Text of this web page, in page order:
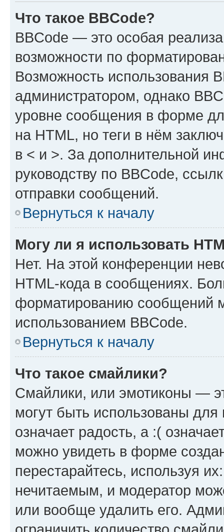
Что такое BBCode?
BBCode — это особая
возможности по
Возможность использования
администратором, однако
уровне сообщения в форме
на HTML, но теги в нём
в < и >. За дополнительной
руководству по BBCode,
отправки сообщений.
Вернуться к началу
Могу ли я использовать
Нет. На этой конференции
HTML-кода в сообщениях.
форматированию сообщений
использованием BBCode.
Вернуться к началу
Что такое смайлики?
Смайлики, или эмотиконы —
могут быть использованы
означает радость, а :(
можно увидеть в форме
перестарайтесь, используя
нечитаемым, и модератор
или вообще удалить его.